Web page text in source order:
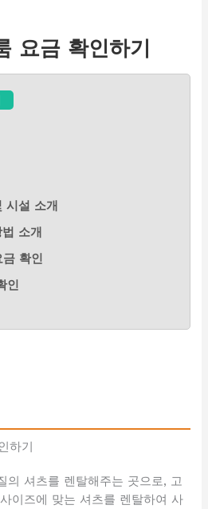
요금 확인하기
시설 소개
소개
확인
인
하기
의 셔츠를 렌탈해주는 곳으로, 고
이즈에 맞는 셔츠를 렌탈하여 사